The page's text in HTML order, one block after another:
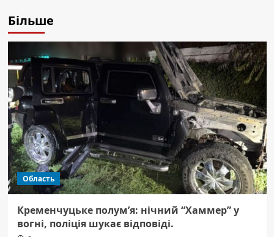
Більше
Область
Кременчуцьке полум’я: нічний “Хаммер” у
вогні, поліція шукає відповіді.